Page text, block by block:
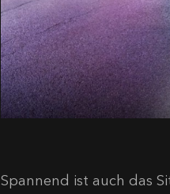
Spannend ist auch das